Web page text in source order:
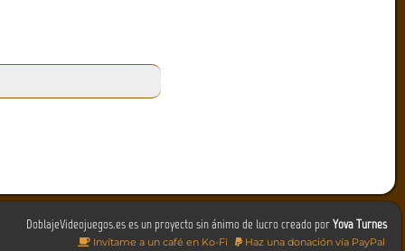
DoblajeVideojuegos.es es un proyecto sin ánimo de lucro creado porYova Turnes
Invítame a un café en Ko-Fi Haz una donación vía PayPal